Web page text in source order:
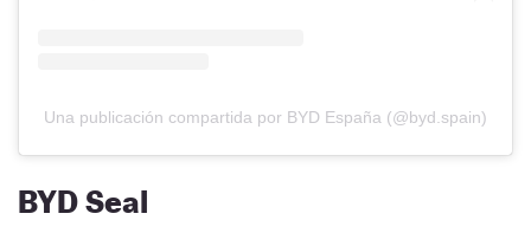
Una publicación compartida por BYD España (@byd.spain)
BYD Seal